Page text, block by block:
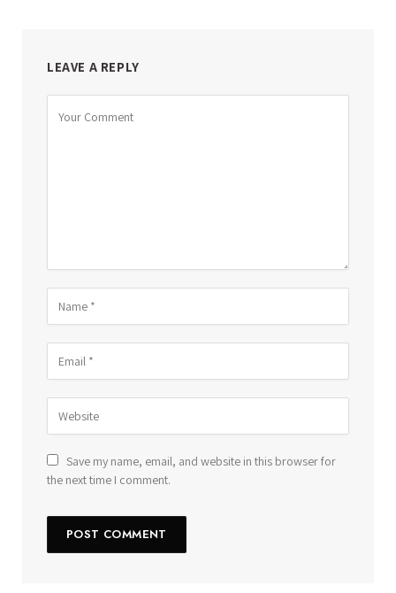
LEAVE A REPLY
Save my name, email, and website in this browser for
the next time I comment.